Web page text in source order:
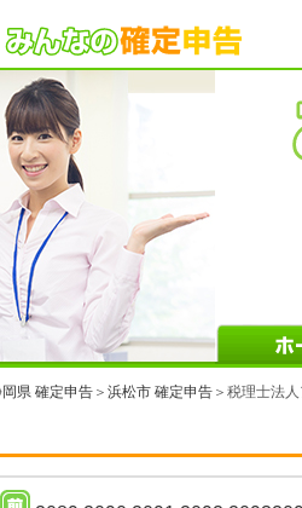
県 確定申告 ＞ 浜松市 確定申告 ＞税理士法